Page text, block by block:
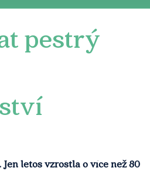
pestrý
letos vzrostla o více než 80